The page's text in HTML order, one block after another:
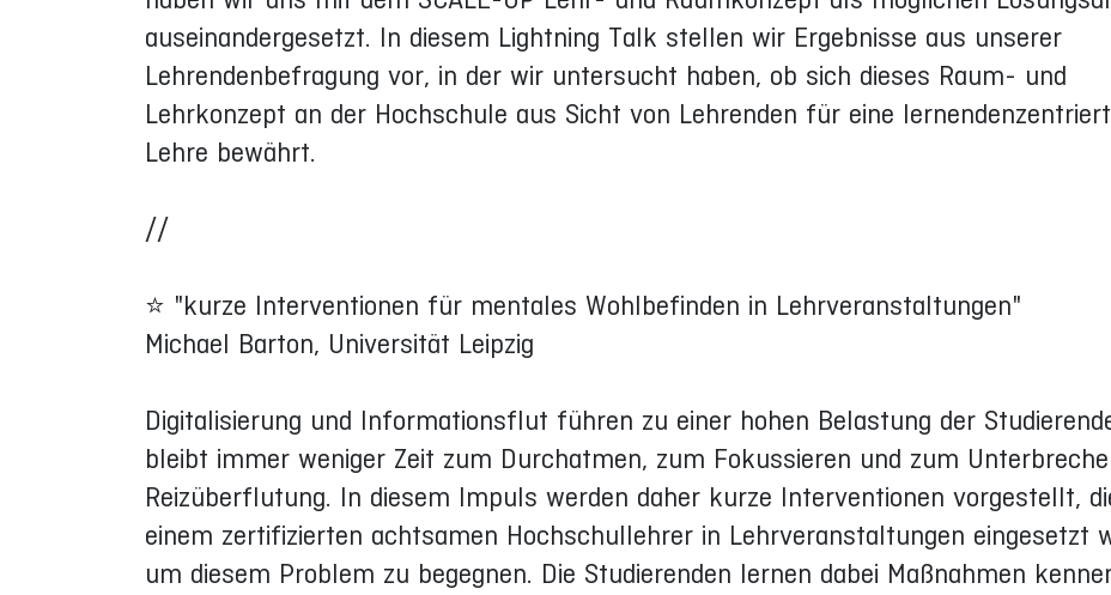
auseinandergesetzt. In diesem Lightning Talk stellen wir Ergebnisse aus unserer
Lehrendenbefragung vor, in der wir untersucht haben, ob sich dieses Raum- und
Lehrkonzept an der Hochschule aus Sicht von Lehrenden für eine
Lehre bewährt.
//
⭐ "kurze Interventionen für mentales Wohlbefinden in Lehrveranstaltungen"
Michael Barton, Universität Leipzig
Digitalisierung und Informationsflut führen zu einer hohen Belastung der
bleibt immer weniger Zeit zum Durchatmen, zum Fokussieren und zum
Reizüberflutung. In diesem Impuls werden daher kurze Interventionen vorgestellt,
einem zertifizierten achtsamen Hochschullehrer in Lehrveranstaltungen eingesetzt
um diesem Problem zu begegnen. Die Studierenden lernen dabei Maßnahmen